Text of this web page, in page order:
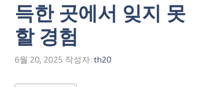
득한 곳에서 잊지 못
할 경험
6월 20, 2025 작성자: th20